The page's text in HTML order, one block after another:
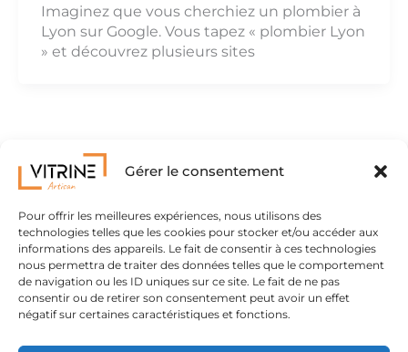
Gérer le consentement
Pour offrir les meilleures expériences, nous utilisons des
technologies telles que les cookies pour stocker et/ou accéder aux
informations des appareils. Le fait de consentir à ces technologies
nous permettra de traiter des données telles que le comportement
de navigation ou les ID uniques sur ce site. Le fait de ne pas
consentir ou de retirer son consentement peut avoir un effet
négatif sur certaines caractéristiques et fonctions.
Imaginez que vous cherchiez un plombier à
Lyon sur Google. Vous tapez « plombier Lyon
» et découvrez plusieurs sites
1